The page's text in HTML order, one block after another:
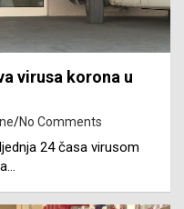
virusa korona u
No Comments
24 časa virusom